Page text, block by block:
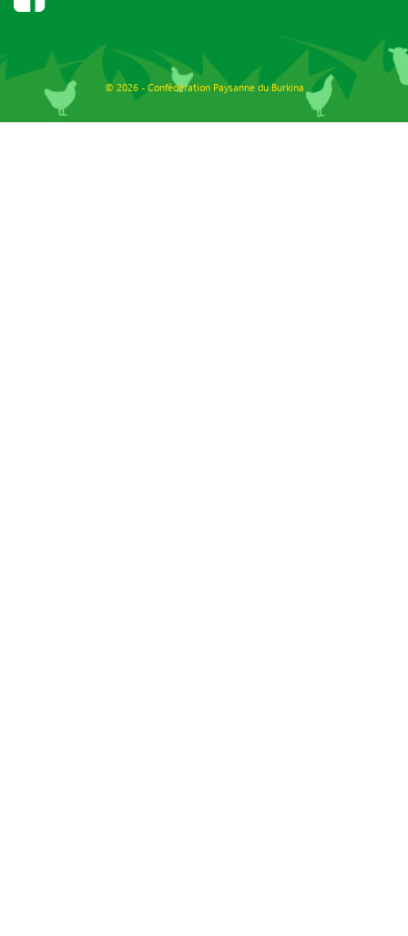
© 2026 - Confédération Paysanne du Burkina